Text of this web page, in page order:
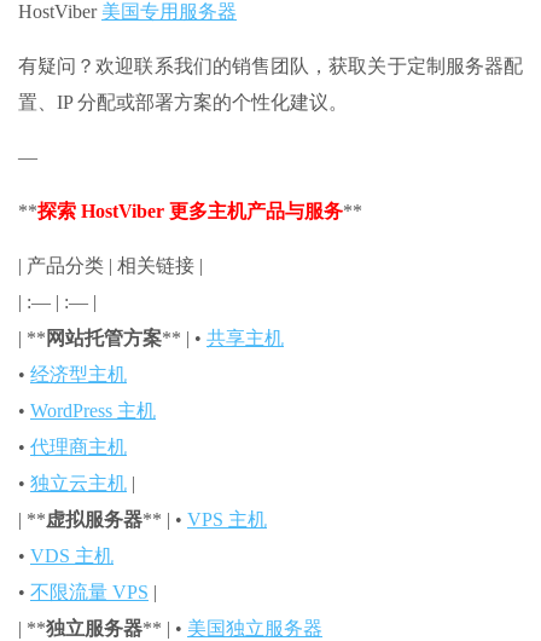
HostViber 美国专用服务器
有疑问？欢迎联系我们的销售团队，获取关于定制服务器配
置、IP 分配或部署方案的个性化建议。
—
**探索 HostViber 更多主机产品与服务**
| 产品分类 | 相关链接 |
| :— | :— |
| ** 网站托管方案** | • 共享主机
• 经济型主机
• WordPress 主机
• 代理商主机
• 独立云主机 |
| **虚拟服务器** | • VPS 主机
• VDS 主机
• 不限流量 VPS |
| **独立服务器** | • 美国独立服务器